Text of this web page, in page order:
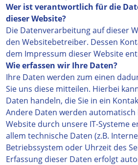
Wer ist verantwortlich für die
dieser Website?
Die Datenverarbeitung auf dieser
den Websitebetreiber. Dessen
dem Impressum dieser Website
Wie erfassen wir Ihre Daten?
Ihre Daten werden zum einen
Sie uns diese mitteilen. Hierbei
Daten handeln, die Sie in ein
Andere Daten werden automatisch
Website durch unsere IT-Systeme
allem technische Daten (z.B.
Betriebssystem oder Uhrzeit des
Erfassung dieser Daten erfolgt